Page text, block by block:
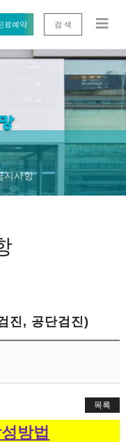
료예약 검 색
지사항
진, 공단검진)
목록
방법